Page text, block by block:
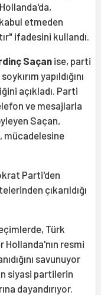
etmeden
ifadesini kullandı.
Saçanise, parti
yapıldığını
açıkladı. Parti
ve mesajlarla
Saçan,
mücadelesine
Parti'den
çıkarıldığı
Türk
Hollanda'nın resmi
savunuyor
siyasi partilerin
dayandırıyor.